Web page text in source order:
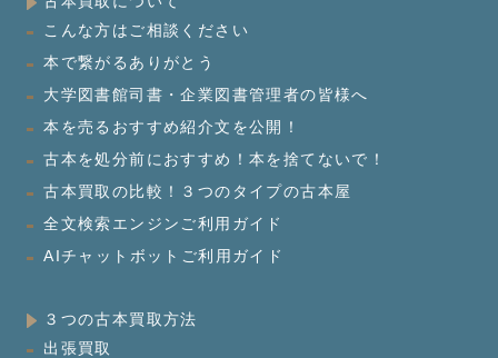
こんな方はご相談ください
本で繋がるありがとう
大学図書館司書・企業図書管理者の皆様へ
本を売るおすすめ紹介文を公開！
古本を処分前におすすめ！本を捨てないで！
古本買取の比較！３つのタイプの古本屋
全文検索エンジンご利用ガイド
AIチャットボットご利用ガイド
３つの古本買取方法
出張買取